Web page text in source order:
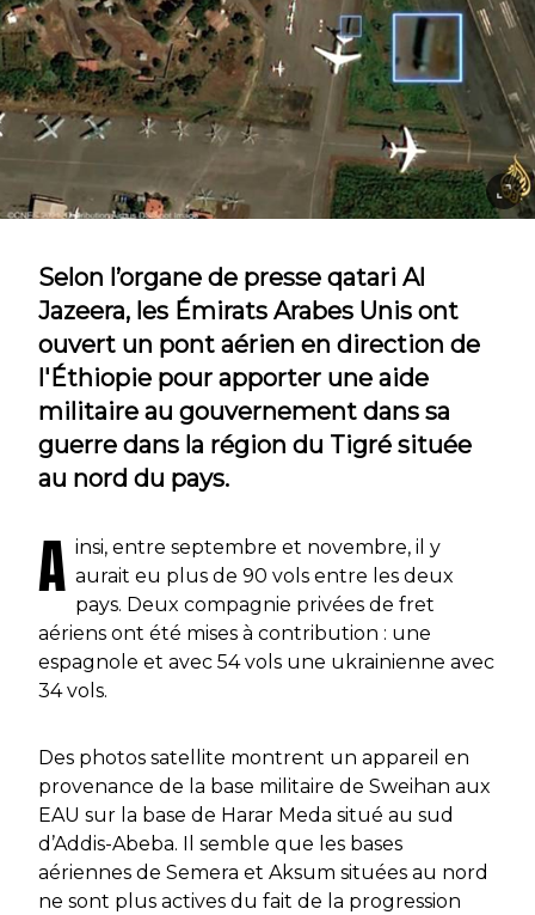
Selon l’organe de presse qatari Al
Jazeera, les Émirats Arabes Unis ont
ouvert un pont aérien en direction de
l'Éthiopie pour apporter une aide
militaire au gouvernement dans sa
guerre dans la région du Tigré située
au nord du pays.
A insi, entre septembre et novembre, il y
aurait eu plus de 90 vols entre les deux
pays. Deux compagnie privées de fret
aériens ont été mises à contribution : une
espagnole et avec 54 vols une ukrainienne avec
34 vols.
Des photos satellite montrent un appareil en
provenance de la base militaire de Sweihan aux
EAU sur la base de Harar Meda situé au sud
d’Addis-Abeba. Il semble que les bases
aériennes de Semera et Aksum situées au nord
ne sont plus actives du fait de la progression